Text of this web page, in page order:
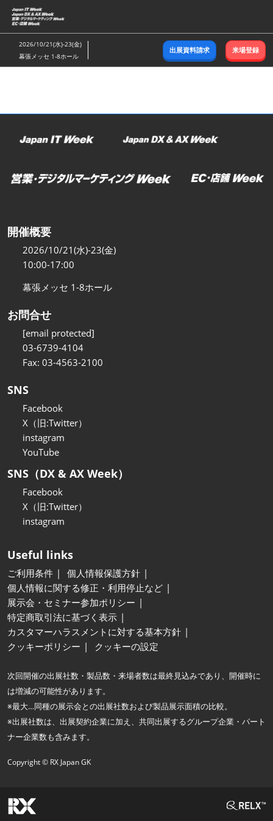
ス
キ
ッ
し
む
2026/10/21(水)-23(金)
幕張メッセ 1-8ホール
出展資料請求 来場登録
開催概要
2026/10/21(水)-23(金)
10:00-17:00
幕張メッセ 1-8ホール
お問合せ
[email protected]
03-6739-4104
Fax: 03-4563-2100
SNS
Facebook
X（旧:Twitter）
instagram
YouTube
SNS（DX & AX Week）
Facebook
X（旧:Twitter）
instagram
Useful links
ご利用条件
個人情報保護方針
個人情報に関する修正・利用停止など
展示会・セミナー参加ポリシー
特定商取引法に基づく表示
カスタマーハラスメントに対する基本方針
クッキーポリシー
クッキーの設定
次回開催の出展社数・製品数・来場者数は最終見込みであり、開催時に
は増減の可能性があります。
※最大…同種の展示会との出展社数および製品展示面積の比較。
※出展社数は、出展契約企業に加え、共同出展するグループ企業・パート
ナー企業数も含みます。
Copyright © RX Japan GK